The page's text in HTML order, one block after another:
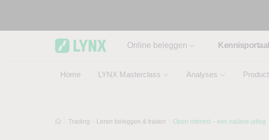
Online beleggen Kennisportaal
Home LYNX Masterclass Analyses
Trading Leren beleggen & traden Open interest – een nadere uitleg